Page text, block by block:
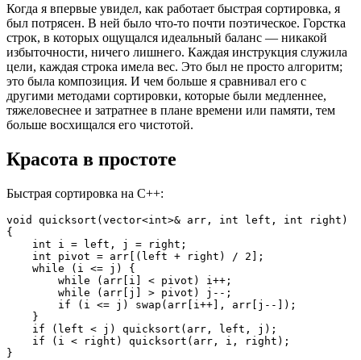
Когда я впервые увидел, как работает быстрая сортировка, я
был потрясен. В ней было что-то почти поэтическое. Горстка
строк, в которых ощущался идеальный баланс — никакой
избыточности, ничего лишнего. Каждая инструкция служила
цели, каждая строка имела вес. Это был не просто алгоритм;
это была композиция. И чем больше я сравнивал его с
другими методами сортировки, которые были медленнее,
тяжеловеснее и затратнее в плане времени или памяти, тем
больше восхищался его чистотой.
Красота в простоте
Быстрая сортировка на C++:
void quicksort(vector<int>& arr, int left, int right)
{
    int i = left, j = right;
    int pivot = arr[(left + right) / 2];
    while (i <= j) {
        while (arr[i] < pivot) i++;
        while (arr[j] > pivot) j--;
        if (i <= j) swap(arr[i++], arr[j--]);
    }
    if (left < j) quicksort(arr, left, j);
    if (i < right) quicksort(arr, i, right);
}